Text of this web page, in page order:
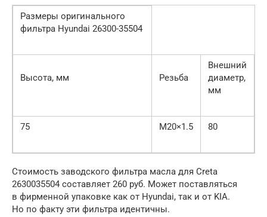
Размеры оригинального
фильтра Hyundai 26300-35504
Высота, мм Резьба
Внешний
диаметр,
мм
75 M20×1.5 80
Стоимость заводского фильтра масла для Creta
2630035504 составляет 260 руб. Может поставляться
в фирменной упаковке как от Hyundai, так и от KIA.
Но по факту эти фильтра идентичны.